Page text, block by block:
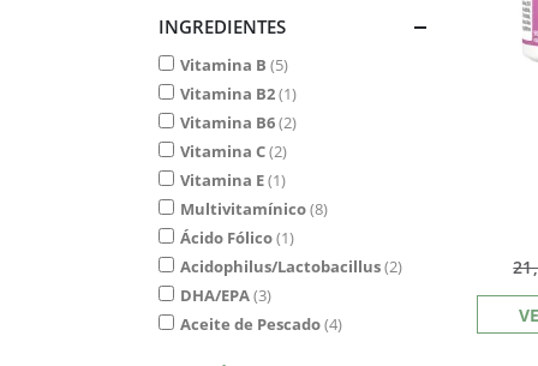
INGREDIENTES
Vitamina B 5
Vitamina B2 1
Vitamina B6 2
Vitamina C 2
Vitamina E 1
Multivitamínico 8
Ácido Fólico 1
Acidophilus/Lactobacillus 2
DHA/EPA 3
Aceite de Pescado 4